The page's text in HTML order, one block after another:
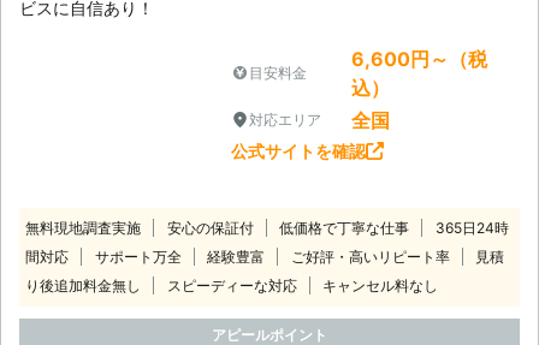
ビスに自信あり！
目安料金
6,600円～（税
込）
対応エリア 全国
公式サイトを確認
無料現地調査実施 安心の保証付 低価格で丁寧な仕事
365日24時
間対応
サポート万全 経験豊富 ご好評・高いリピート率
見積
り後追加料金無し
スピーディーな対応 キャンセル料なし
アピールポイント